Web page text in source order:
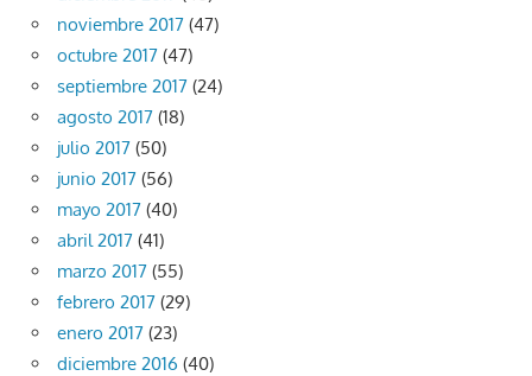
noviembre 2017 (47)
octubre 2017 (47)
septiembre 2017 (24)
agosto 2017 (18)
julio 2017 (50)
junio 2017 (56)
mayo 2017 (40)
abril 2017 (41)
marzo 2017 (55)
febrero 2017 (29)
enero 2017 (23)
diciembre 2016 (40)